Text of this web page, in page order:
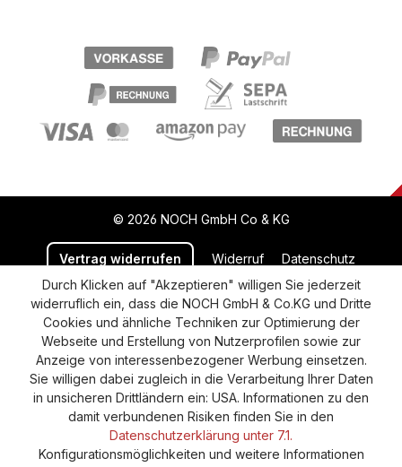
© 2026 NOCH GmbH Co & KG
Vertrag widerrufen Widerruf Datenschutz
Versand und Zahlung AGB
Impressum
Cookie-Einstellungen
Barrierefreiheitserklärung
Durch Klicken auf "Akzeptieren" willigen Sie jederzeit
widerruflich ein, dass die NOCH GmbH & Co.KG und Dritte
Cookies und ähnliche Techniken zur Optimierung der
Webseite und Erstellung von Nutzerprofilen sowie zur
Anzeige von interessenbezogener Werbung einsetzen.
Sie willigen dabei zugleich in die Verarbeitung Ihrer Daten
in unsicheren Drittländern ein: USA. Informationen zu den
damit verbundenen Risiken finden Sie in den
Datenschutzerklärung unter 7.1.
Konfigurationsmöglichkeiten und weitere Informationen